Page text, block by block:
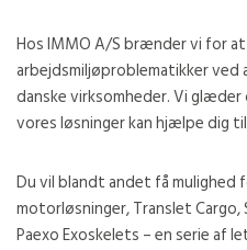
Hos IMMO A/S brænder vi for
arbejdsmiljøproblematikker
danske virksomheder. Vi
vores løsninger kan hjælpe dig
Du vil blandt andet få mulighed
motorløsninger, Translet
Paexo Exoskelets – en serie af